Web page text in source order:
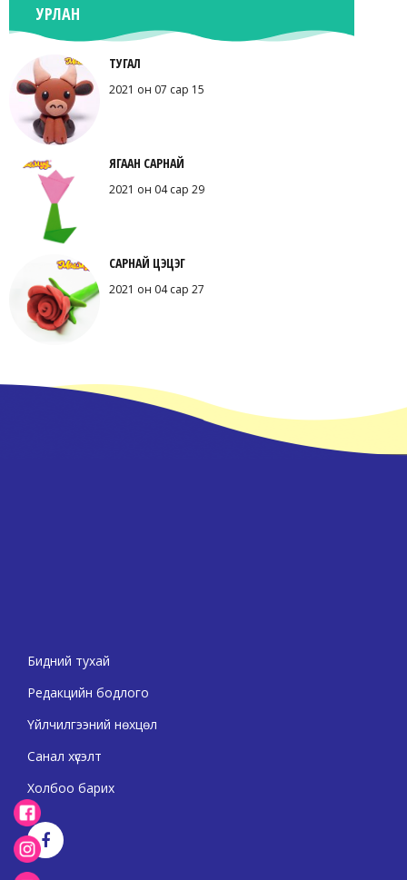
УРЛАН
ТУГАЛ
2021 он 07 сар 15
ЯГААН САРНАЙ
2021 он 04 сар 29
САРНАЙ ЦЭЦЭГ
2021 он 04 сар 27
Бидний тухай
Редакцийн бодлого
Үйлчилгээний нөхцөл
Санал хүсэлт
Холбоо барих